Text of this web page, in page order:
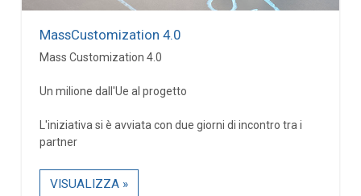
MassCustomization 4.0
Mass Customization 4.0
Un milione dall'Ue al progetto
L'iniziativa si è avviata con due giorni di incontro tra i
partner
VISUALIZZA »